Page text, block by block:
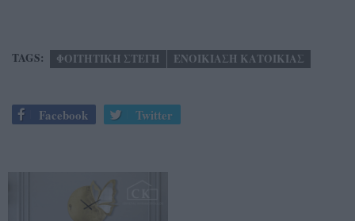
TAGS: ΦΟΙΤΗΤΙΚΗ ΣΤΕΓΗ ΕΝΟΙΚΙΑΣΗ ΚΑΤΟΙΚΙΑΣ
Facebook Twitter